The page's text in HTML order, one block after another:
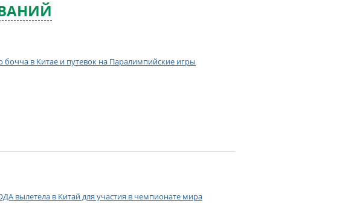
бочча в Китае и путевок на Паралимпийские игры
вылетела в Китай для участия в чемпионате мира